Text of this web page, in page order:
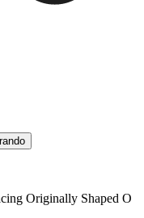
Originally Shaped O